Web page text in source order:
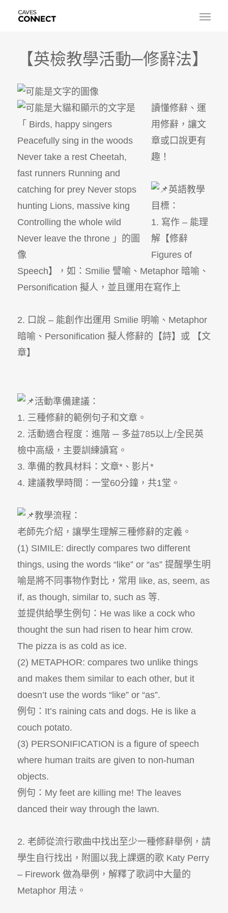
【英檢教學活動─修辭法】
讀懂修辭、運
用修辭，讓文
章或口說更有
趣！
英語教學
目標：
1. 寫作 – 能理
解【修辭
Figures of
Speech】，如：Smilie 譬喻、Metaphor 暗喻、
Personification 擬人，並且運用在寫作上
2. 口說 – 能創作出運用 Smilie 明喻、Metaphor
暗喻、Personification 擬人修辭的【詩】或 【文
章】
活動準備建議：
1. 三種修辭的範例句子和文章。
2. 活動適合程度：進階 ─ 多益785以上/全民英
檢中高級，主要訓練讀寫。
3. 準備的教具材料：文章*、影片*
4. 建議教學時間：一堂60分鐘，共1堂。
教學流程：
老師先介紹，讓學生理解三種修辭的定義。
(1) SIMILE: directly compares two different
things, using the words “like” or “as” 提醒學生明
喻是將不同事物作對比，常用 like, as, seem, as
if, as though, similar to, such as 等.
並提供給學生例句：He was like a cock who
thought the sun had risen to hear him crow.
The pizza is as cold as ice.
(2) METAPHOR: compares two unlike things
and makes them similar to each other, but it
doesn’t use the words “like” or “as”.
例句：It’s raining cats and dogs. He is like a
couch potato.
(3) PERSONIFICATION is a figure of speech
where human traits are given to non-human
objects.
例句：My feet are killing me! The leaves
danced their way through the lawn.
2. 老師從流行歌曲中找出至少一種修辭舉例，請
學生自行找出，附圖以我上課選的歌 Katy Perry
– Firework 做為舉例，解釋了歌詞中大量的
Metaphor 用法。